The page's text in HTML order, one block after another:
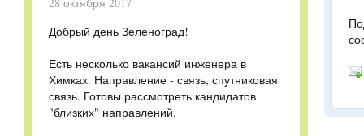
Добрый день Зеленоград!
Есть несколько вакансий инженера в
Химках. Направление - связь, спутниковая
связь. Готовы рассмотреть кандидатов
"близких" направлений.